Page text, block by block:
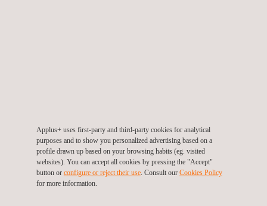
Para mais informações, contacte
María de Sancha
maria.sancha@applus.com
Tel.:+34 691 250 977
Applus+ uses first-party and third-party cookies for analytical
purposes and to show you personalized advertising based on a
profile drawn up based on your browsing habits (eg. visited
websites). You can accept all cookies by pressing the "Accept"
button or configure or reject their use. Consult our Cookies Policy
for more information.